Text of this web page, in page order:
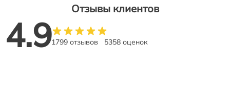
Отзывы клиентов
4.91799 отзывов 5358 оценок